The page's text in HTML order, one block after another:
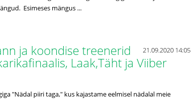
Esimeses mängus ...
21.09.2020 14:05
ja koondise treenerid
Laak,Täht ja Viiber
"Nädal piiri taga," kus kajastame eelmisel nädalal meie